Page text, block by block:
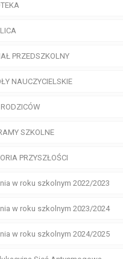
PRZEDSZKOLNY
NAUCZYCIELSKIE
SZKOLNE
PRZYSZŁOŚCI
w roku szkolnym 2022/2023
w roku szkolnym 2023/2024
w roku szkolnym 2024/2025